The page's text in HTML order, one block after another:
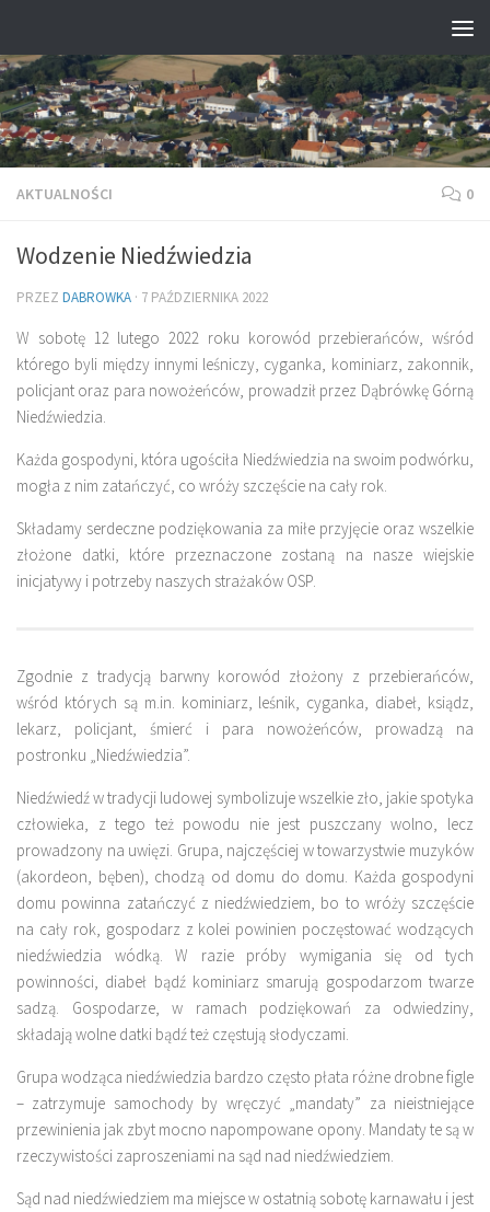
AKTUALNOŚCI 0
Wodzenie Niedźwiedzia
PRZEZ DABROWKA · 7 PAŹDZIERNIKA 2022
W sobotę 12 lutego 2022 roku korowód przebierańców, wśród
którego byli między innymi leśniczy, cyganka, kominiarz, zakonnik,
policjant oraz para nowożeńców, prowadził przez Dąbrówkę Górną
Niedźwiedzia.
Każda gospodyni, która ugościła Niedźwiedzia na swoim podwórku,
mogła z nim zatańczyć, co wróży szczęście na cały rok.
Składamy serdeczne podziękowania za miłe przyjęcie oraz wszelkie
złożone datki, które przeznaczone zostaną na nasze wiejskie
inicjatywy i potrzeby naszych strażaków OSP.
Zgodnie z tradycją barwny korowód złożony z przebierańców,
wśród których są m.in. kominiarz, leśnik, cyganka, diabeł, ksiądz,
lekarz, policjant, śmierć i para nowożeńców, prowadzą na
postronku „Niedźwiedzia”.
Niedźwiedź w tradycji ludowej symbolizuje wszelkie zło, jakie spotyka
człowieka, z tego też powodu nie jest puszczany wolno, lecz
prowadzony na uwięzi. Grupa, najczęściej w towarzystwie muzyków
(akordeon, bęben), chodzą od domu do domu. Każda gospodyni
domu powinna zatańczyć z niedźwiedziem, bo to wróży szczęście
na cały rok, gospodarz z kolei powinien poczęstować wodzących
niedźwiedzia wódką. W razie próby wymigania się od tych
powinności, diabeł bądź kominiarz smarują gospodarzom twarze
sadzą. Gospodarze, w ramach podziękowań za odwiedziny,
składają wolne datki bądź też częstują słodyczami.
Grupa wodząca niedźwiedzia bardzo często płata różne drobne figle
– zatrzymuje samochody by wręczyć „mandaty” za nieistniejące
przewinienia jak zbyt mocno napompowane opony. Mandaty te są w
rzeczywistości zaproszeniami na sąd nad niedźwiedziem.
Sąd nad niedźwiedziem ma miejsce w ostatnią sobotę karnawału i jest